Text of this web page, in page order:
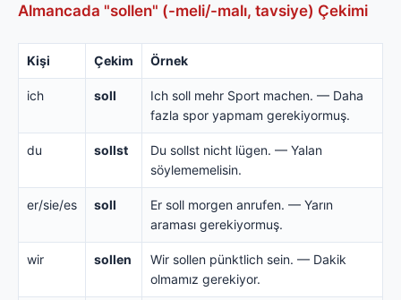
Almancada "sollen" (-meli/-malı, tavsiye) Çekimi
Kişi Çekim Örnek
ich soll
Ich soll mehr Sport machen. — Daha
fazla spor yapmam gerekiyormuş.
du sollst
Du sollst nicht lügen. — Yalan
söylememelisin.
er/sie/es soll
Er soll morgen anrufen. — Yarın
araması gerekiyormuş.
wir sollen
Wir sollen pünktlich sein. — Dakik
olmamız gerekiyor.